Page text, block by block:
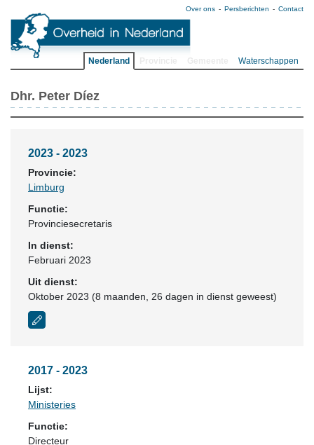
Over ons Persberichten Contact
Nederland Waterschappen
Dhr. Peter Díez
2023 - 2023
Provincie:
Limburg
Functie:
Provinciesecretaris
In dienst:
Februari 2023
Uit dienst:
Oktober 2023 (8 maanden, 26 dagen in dienst geweest)
2017 - 2023
Lijst:
Ministeries
Functie:
Directeur